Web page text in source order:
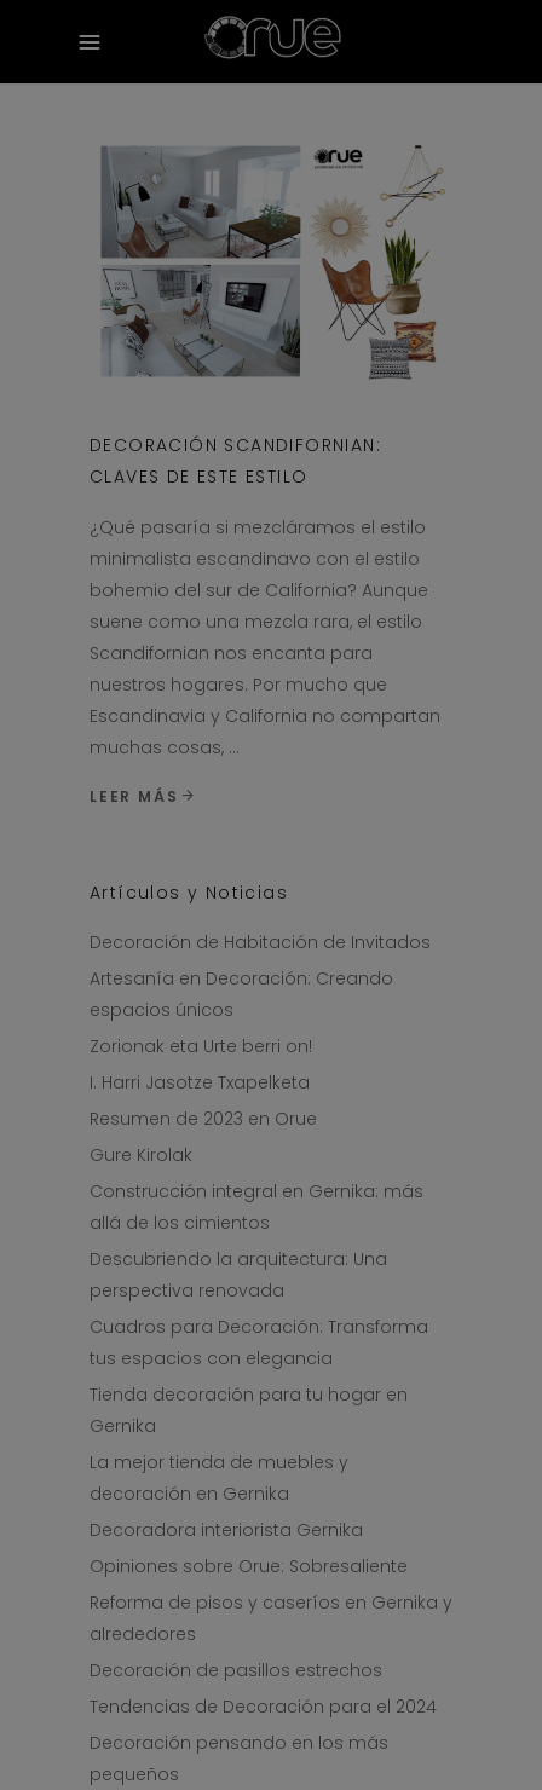
DECORACIÓN SCANDIFORNIAN:
CLAVES DE ESTE ESTILO
¿Qué pasaría si mezcláramos el estilo
minimalista escandinavo con el estilo
bohemio del sur de California? Aunque
suene como una mezcla rara, el estilo
Scandifornian nos encanta para
nuestros hogares. Por mucho que
Escandinavia y California no compartan
muchas cosas,
LEER MÁS
Artículos y Noticias
Decoración de Habitación de Invitados
Artesanía en Decoración: Creando
espacios únicos
Zorionak eta Urte berri on!
I. Harri Jasotze Txapelketa
Resumen de 2023 en Orue
Gure Kirolak
Construcción integral en Gernika: más
allá de los cimientos
Descubriendo la arquitectura: Una
perspectiva renovada
Cuadros para Decoración: Transforma
tus espacios con elegancia
Tienda decoración para tu hogar en
Gernika
La mejor tienda de muebles y
decoración en Gernika
Decoradora interiorista Gernika
Opiniones sobre Orue: Sobresaliente
Reforma de pisos y caseríos en Gernika y
alrededores
Decoración de pasillos estrechos
Tendencias de Decoración para el 2024
Decoración pensando en los más
pequeños